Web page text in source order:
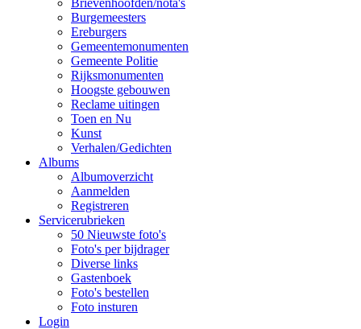
Brievenhoofden/nota's
Burgemeesters
Ereburgers
Gemeentemonumenten
Gemeente Politie
Rijksmonumenten
Hoogste gebouwen
Reclame uitingen
Toen en Nu
Kunst
Verhalen/Gedichten
Albums
Albumoverzicht
Aanmelden
Registreren
Servicerubrieken
50 Nieuwste foto's
Foto's per bijdrager
Diverse links
Gastenboek
Foto's bestellen
Foto insturen
Login